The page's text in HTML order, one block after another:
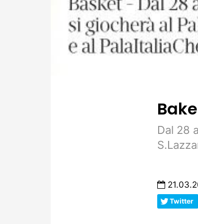
Dal 28
Twitter